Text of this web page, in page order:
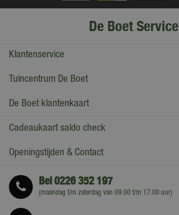
De Boet Service
Klantenservice
Tuincentrum De Boet
De Boet klantenkaart
Cadeaukaart saldo check
Openingstijden & Contact
Bel0226 352 197
(maandag t/m zaterdag van 09.00 t/m 17.00 uur)